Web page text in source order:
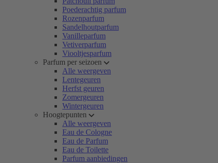
Poederachtig parfum
Rozenparfum
Sandelhoutparfum
Vanilleparfum
Vetiverparfum
Viooltjesparfum
Parfum per seizoen
Alle weergeven
Lentegeuren
Herfst geuren
Zomergeuren
Wintergeuren
Hoogtepunten
Alle weergeven
Eau de Cologne
Eau de Parfum
Eau de Toilette
Parfum aanbiedingen